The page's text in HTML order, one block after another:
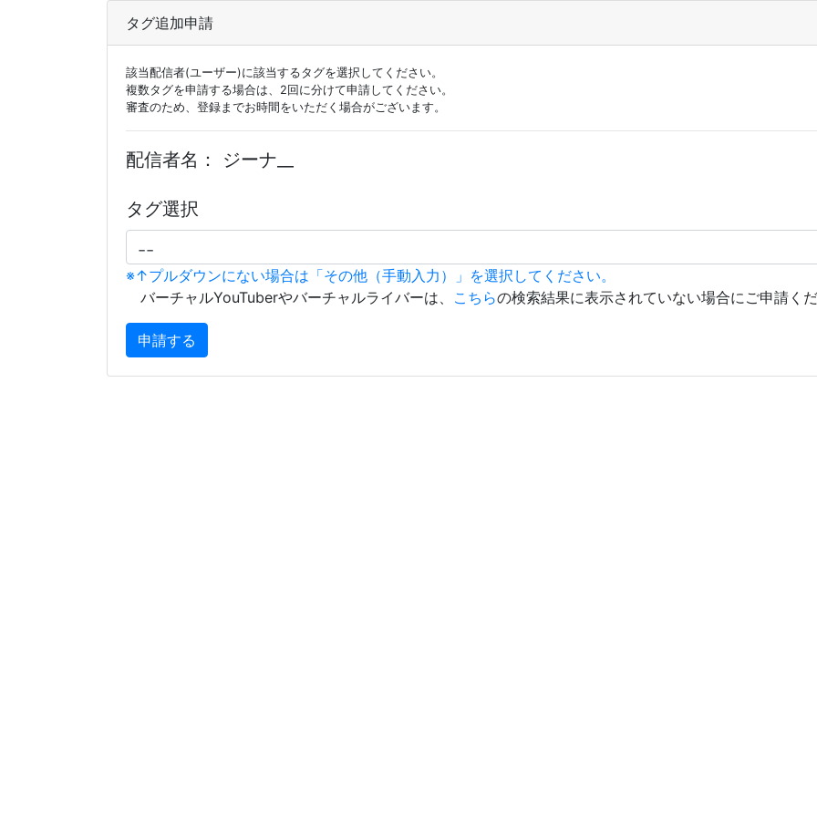
タグ追加申請
該当配信者(ユーザー)に該当するタグを選択してください。
複数タグを申請する場合は、2回に分けて申請してください。
審査のため、登録までお時間をいただく場合がございます。
配信者名： ジーナ__
タグ選択
※↑プルダウンにない場合は「その他（手動入力）」を選択してください。
バーチャルYouTuberやバーチャルライバーは、 こちらの検索結果に表示されていない場合にご申請く
申請する